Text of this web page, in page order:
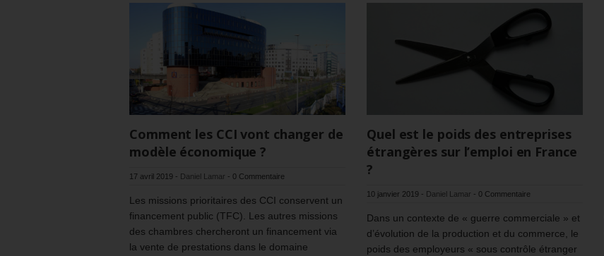
Comment les CCI vont changer de
modèle économique ?
17 avril 2019 - Daniel Lamar - 0 Commentaire
Les missions prioritaires des CCI conservent un
financement public (TFC). Les autres missions
des chambres chercheront un financement via
la vente de prestations dans le domaine
Quel est le poids des entreprises
étrangères sur l’emploi en France
?
10 janvier 2019 - Daniel Lamar - 0 Commentaire
Dans un contexte de « guerre commerciale » et
d’évolution de la production et du commerce, le
poids des employeurs « sous contrôle étranger